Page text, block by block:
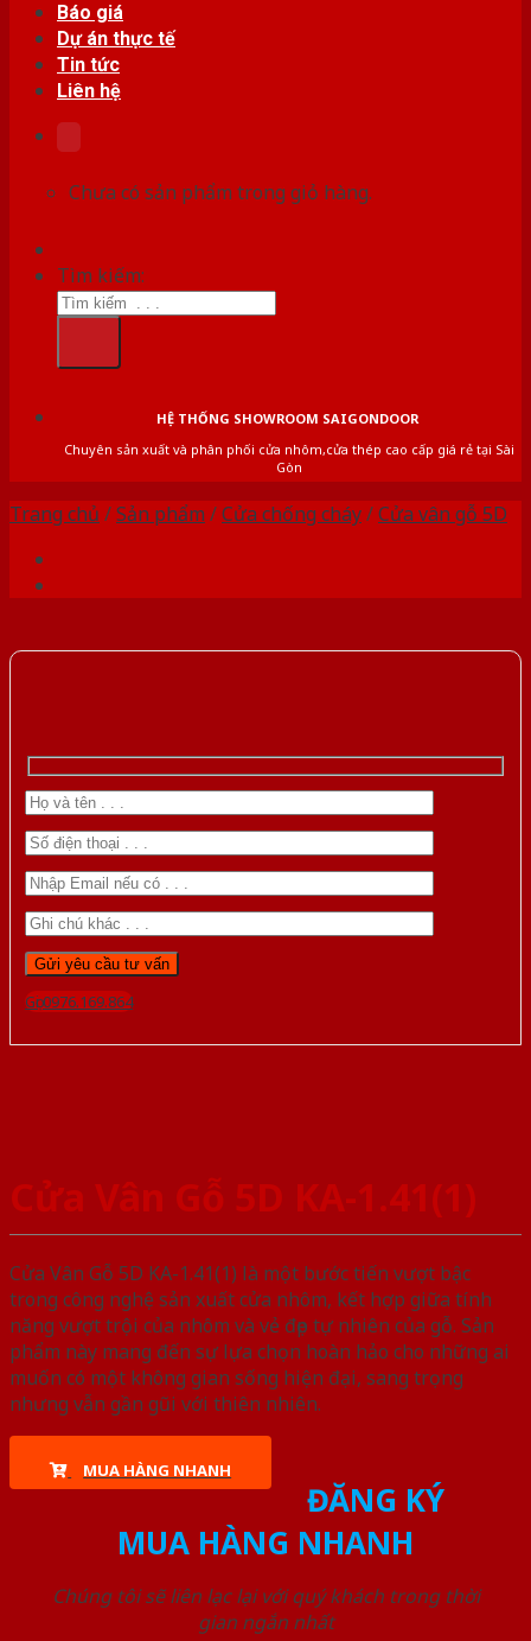
Báo giá
Dự án thực tế
Tin tức
Liên hệ
Chưa có sản phẩm trong giỏ hàng.
Tìm kiếm:
HỆ THỐNG SHOWROOM SAIGONDOOR
Chuyên sản xuất và phân phối cửa nhôm,cửa thép cao cấp giá rẻ tại Sài
Gòn
Trang chủ /Sản phẩm /Cửa chống cháy/Cửa vân gỗ 5D
Gọi 0976.169.864
Cửa Vân Gỗ 5D KA-1.41(1)
Cửa Vân Gỗ 5D KA-1.41(1) là một bước tiến vượt bậc
trong công nghệ sản xuất cửa nhôm, kết hợp giữa tính
năng vượt trội của nhôm và vẻ đẹp tự nhiên của gỗ. Sản
phẩm này mang đến sự lựa chọn hoàn hảo cho những ai
muốn có một không gian sống hiện đại, sang trọng
nhưng vẫn gần gũi với thiên nhiên.
MUA HÀNG NHANH
ĐĂNG KÝ
MUA HÀNG NHANH
Chúng tôi sẽ liên lạc lại với quý khách trong thời
gian ngắn nhất